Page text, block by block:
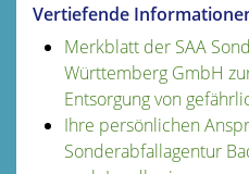
Vertiefende
Merkblatt der SAA
Württemberg GmbH
Entsorgung von
Ihre persönlichen
Sonderabfallagentur